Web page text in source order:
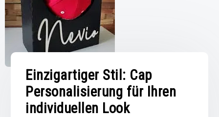
Einzigartiger Stil: Cap
Personalisierung für Ihren
individuellen Look